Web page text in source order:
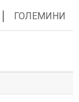
ГОЛЕМИНИ